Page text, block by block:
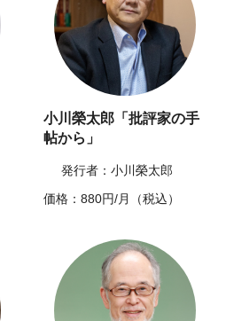
小川榮太郎「批評家の手
帖から」
発行者：小川榮太郎
価格：880円/月（税込）